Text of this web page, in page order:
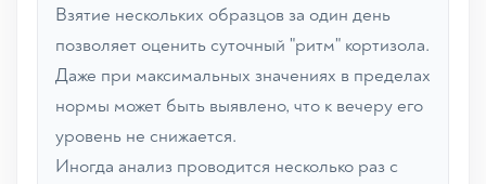
Взятие нескольких образцов за один день
позволяет оценить суточный "ритм" кортизола.
Даже при максимальных значениях в пределах
нормы может быть выявлено, что к вечеру его
уровень не снижается.
Иногда анализ проводится несколько раз с